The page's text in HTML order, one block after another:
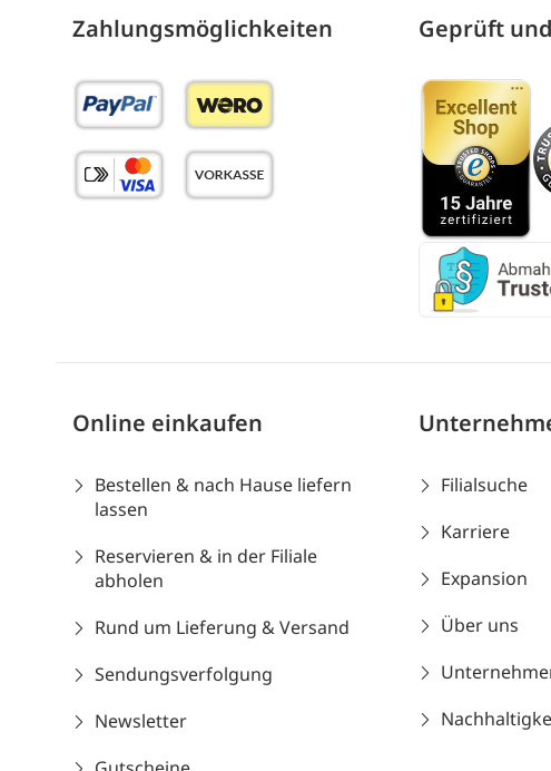
Zahlungs­möglich­keiten Geprüft
Online einkaufen
Bestellen & nach Hause liefern
lassen
Reservieren & in der Filiale
abholen
Rund um Lieferung & Versand
Sendungsverfolgung
Newsletter
Filialsuche
Karriere
Expansion
Über uns